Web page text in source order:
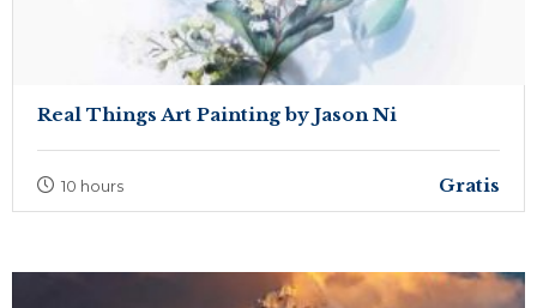
Real Things Art Painting by Jason Ni
10 hours Gratis